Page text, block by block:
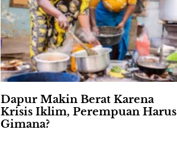
Dapur Makin Berat Karena
Krisis Iklim, Perempuan Harus
Gimana?